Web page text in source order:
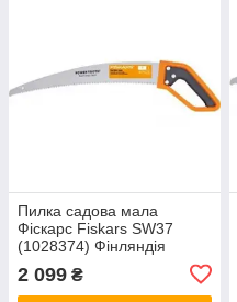
Пилка садова мала
Фіскарс Fiskars SW37
(1028374) Фінляндія
2 099 ₴